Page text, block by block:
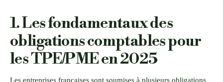
1. Les fondamentaux des
obligations comptables pour
les TPE/PME en 2025
Les entreprises françaises sont soumises à plusieurs obligations